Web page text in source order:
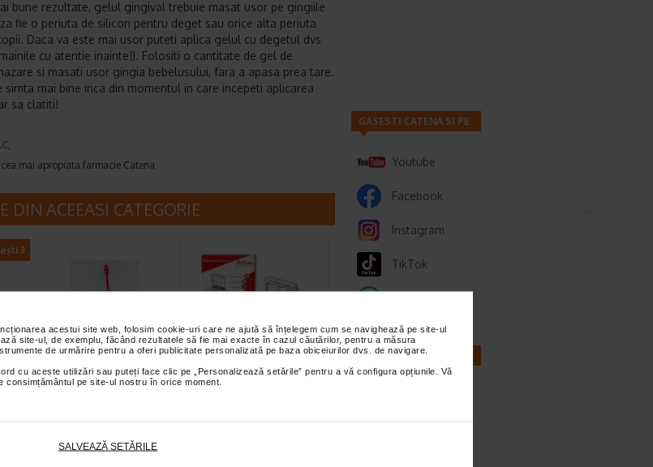
acestui site web, folosim cookie-uri care ne ajută să înțelegem cum se navighează pe site-ul
site-ul, de exemplu, făcând rezultatele să fie mai exacte în cazul căutărilor, pentru a măsura
de urmărire pentru a oferi publicitate personalizată pe baza obiceiurilor dvs. de navigare.
cu aceste utilizări sau puteți face clic pe „Personalizează setările” pentru a vă configura opțiunile. Vă
pe site-ul nostru în orice moment.
SALVEAZĂ SETĂRILE
bune rezultate, gelul gingival trebuie masat usor pe gingiile
fie o periuta de silicon pentru deget sau orice alta periuta
Daca va este mai usor puteti aplica gelul cu degetul dvs
cu atentie inainte!). Folositi o cantitate de gel de
si masati usor gingia bebelusului, fara a apasa prea tare.
simta mai bine inca din momentul in care incepeti aplicarea
sa clatiti!
mai apropiata farmacie Catena
DIN ACEEASI CATEGORIE
3
Foramen Set igiena
orala copii -108/2
copii care contine o periuta de…
Spirometru exercitii
respiratorii, Redline
GASESTI CATENA SI PE
Youtube
Facebook
Instagram
TikTok
CALCULATOARE